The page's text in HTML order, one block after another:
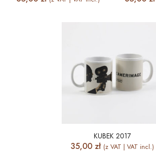
KUBEK 2017
35,00 zł (z VAT | VAT incl.)